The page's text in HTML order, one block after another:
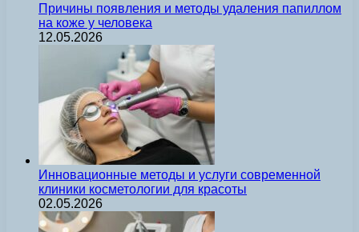
Причины появления и методы удаления папиллом
на коже у человека
12.05.2026
Инновационные методы и услуги современной
клиники косметологии для красоты
02.05.2026